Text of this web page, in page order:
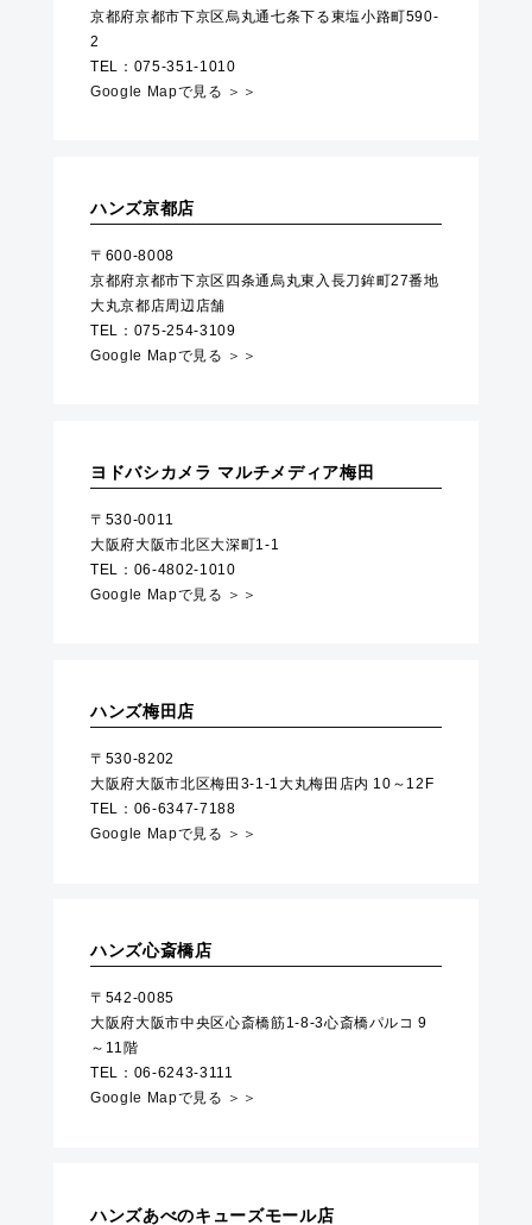
京都府京都市下京区烏丸通七条下る東塩小路町590-
2
TEL：075-351-1010
Google Mapで見る ＞＞
ハンズ京都店
〒600-8008
京都府京都市下京区四条通烏丸東入長刀鉾町27番地
大丸京都店周辺店舗
TEL：075-254-3109
Google Mapで見る ＞＞
ヨドバシカメラ マルチメディア梅田
〒530-0011
大阪府大阪市北区大深町1-1
TEL：06-4802-1010
Google Mapで見る ＞＞
ハンズ梅田店
〒530-8202
大阪府大阪市北区梅田3-1-1大丸梅田店内 10～12F
TEL：06-6347-7188
Google Mapで見る ＞＞
ハンズ心斎橋店
〒542-0085
大阪府大阪市中央区心斎橋筋1-8-3心斎橋パルコ 9
～11階
TEL：06-6243-3111
Google Mapで見る ＞＞
ハンズあべのキューズモール店